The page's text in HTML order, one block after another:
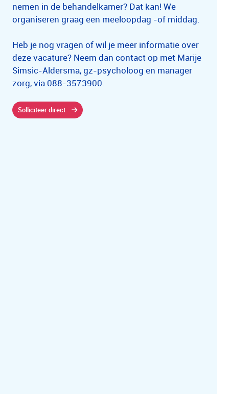
nemen in de behandelkamer? Dat kan! We
organiseren graag een meeloopdag -of middag.
Heb je nog vragen of wil je meer informatie over
deze vacature? Neem dan contact op met Marije
Simsic-Aldersma, gz-psycholoog en manager
zorg, via 088-3573900.
Solliciteer direct